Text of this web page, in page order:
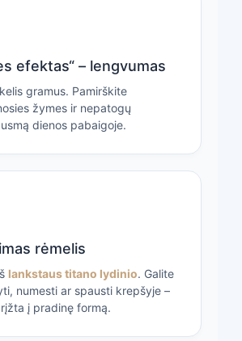
efektas“ – lengvumas
gramus. Pamirškite
žymes ir nepatogų
dienos pabaigoje.
rėmelis
lankstaus titano lydinio. Galite
numesti ar spausti krepšyje –
į pradinę formą.